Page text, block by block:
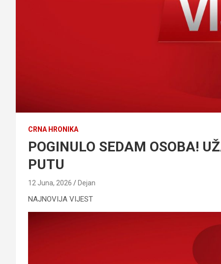
CRNA HRONIKA
POGINULO SEDAM OSOBA!
PUTU
12 Juna, 2026 Dejan
NAJNOVIJA VIJEST